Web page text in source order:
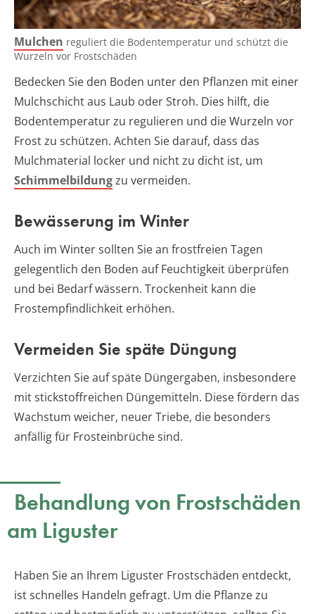
Mulchen reguliert die Bodentemperatur und schützt die
Wurzeln vor Frostschäden
Bedecken Sie den Boden unter den Pflanzen mit einer
Mulchschicht aus Laub oder Stroh. Dies hilft, die
Bodentemperatur zu regulieren und die Wurzeln vor
Frost zu schützen. Achten Sie darauf, dass das
Mulchmaterial locker und nicht zu dicht ist, um
Schimmelbildungzu vermeiden.
Bewässerung im Winter
Auch im Winter sollten Sie an frostfreien Tagen
gelegentlich den Boden auf Feuchtigkeit überprüfen
und bei Bedarf wässern. Trockenheit kann die
Frostempfindlichkeit erhöhen.
Vermeiden Sie späte Düngung
Verzichten Sie auf späte Düngergaben, insbesondere
mit stickstoffreichen Düngemitteln. Diese fördern das
Wachstum weicher, neuer Triebe, die besonders
anfällig für Frosteinbrüche sind.
Behandlung von Frostschäden
am Liguster
Haben Sie an Ihrem Liguster Frostschäden entdeckt,
ist schnelles Handeln gefragt. Um die Pflanze zu